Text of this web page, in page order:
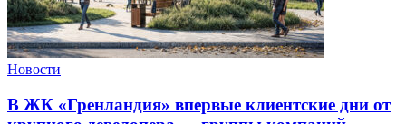
Новости
В ЖК «Гренландия» впервые клиентские дни от